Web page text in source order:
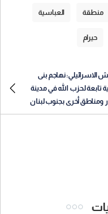
منطقة العباسية
حيرام
الاسرائيلي: نهاجم بنى
تابعة لحزب الله في مدينة
ومناطق أخرى بجنوب لبنان